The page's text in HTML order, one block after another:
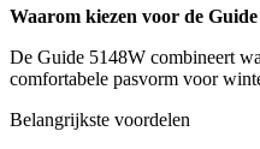
Waarom kiezen voor de
De Guide 5148W combineert
comfortabele pasvorm voor
Belangrijkste voordelen